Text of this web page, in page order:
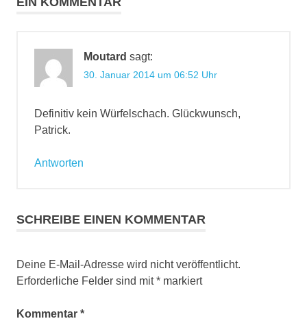
Moutard sagt:
30. Januar 2014 um 06:52 Uhr
Definitiv kein Würfelschach. Glückwunsch,
Patrick.
Antworten
SCHREIBE EINEN KOMMENTAR
Deine E-Mail-Adresse wird nicht veröffentlicht.
Erforderliche Felder sind mit* markiert
Kommentar *